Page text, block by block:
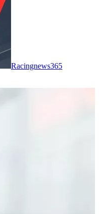
Racingnews365